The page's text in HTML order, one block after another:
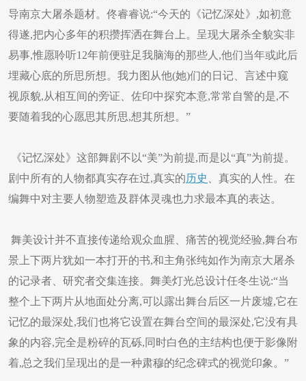
导南京大屠杀题材。佟睿睿说:“今天的《记忆深处》,如初意
得遂,把内心多年的积攒挥洒在舞台上。呈现大屠杀全貌实非
易事,惟愿聆听12年前便驻足我脑海的那些人,他们当年或此后
埋藏心底的所思所想。我力图从他(她)们的日记、言述中窥
视原貌,从相互间的旁证、佐印中探究本意,常常自警的是,不
要随着我的心愿思其所思,想其所想。”
《记忆深处》这部舞剧不以“美”为前提,而是以“真”为前提。
剧中所有的人物都真实存在过,真实的历史
、真实的人性。在
编舞中对主要人物塑造及群体灵魂也力求最本真的表达。
舞美设计并不直接传递给观众血腥、痛苦的视觉经验,舞台布
景上下两片犹如一本打开的书,和主角张纯如作为南京大屠杀
的记录者、研究者交集连接。舞美灯光总设计任冬生说:“当
整个上下两片从地面处分离,可以露出舞台后区一片废墟,它在
记忆的最深处,我们也将它设置在舞台空间的最深处,它没有具
象的内容,完全是粉碎的瓦砾,同时白色的主结构也便于影像附
着,总之我们呈现出的是一种肃穆的纪念碑式的视觉印象。”